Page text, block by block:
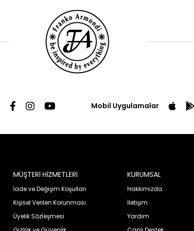
Mobil Uygulamalar
MÜŞTERİ HİZMETLERİ
İade ve Değişim Koşulları
Kişisel Verilen Korunması
Üyelik Sözleşmesi
KURUMSAL
Hakkımızda
İletişim
Yardım